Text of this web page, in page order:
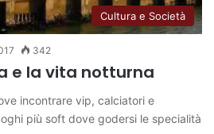
Cultura e Società
342
e la vita notturna
incontrare vip, calciatori e
più soft dove godersi le specialità